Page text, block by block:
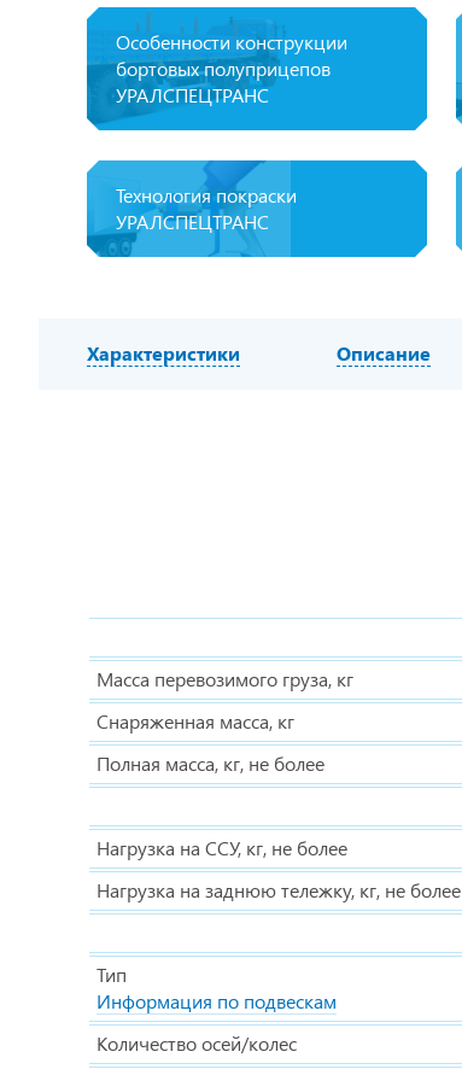
Особенности конструкции
бортовых полуприцепов
УРАЛСПЕЦТРАНС
Технология покраски
УРАЛСПЕЦТРАНС
Характеристики Описание
Масса перевозимого груза, кг
Снаряженная масса, кг
Полная масса, кг, не более
Нагрузка на ССУ, кг, не более
Нагрузка на заднюю тележку, кг, не более
Тип
Информация по подвескам
Количество осей/колес